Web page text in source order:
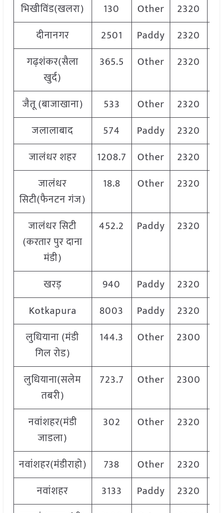
भिखीविंड(खलरा) 130 Other 2320
दीनानगर
2501 Paddy 2320
गढ़शंकर(सैला
खुर्द)
365.5 Other 2320
जैतू (बाजाखाना) 533 Other 2320
जलालाबाद
574 Paddy 2320
जालंधर शहर
1208.7 Other 2320
जालंधर
सिटी(फैनटन गंज)
18.8 Other 2320
जालंधर सिटी
(करतार पुर दाना
मंडी)
452.2 Paddy 2320
खरड़ 940 Paddy 2320
Kotkapura
8003 Paddy 2320
लुधियाना (मंडी
गिल रोड)
144.3 Other 2300
लुधियाना(सलेम
तबरी)
723.7 Other 2300
नवांशहर(मंडी
जाडला)
302 Other 2320
नवांशहर(मंडीराहो) 738 Other 2320
नवांशहर
3133 Paddy 2320